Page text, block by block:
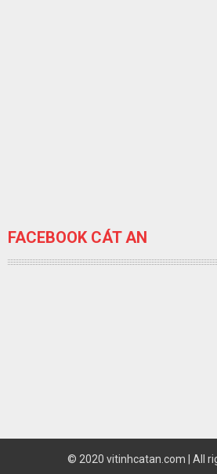
FACEBOOK CÁT AN
© 2020 vitinhcatan.com | All